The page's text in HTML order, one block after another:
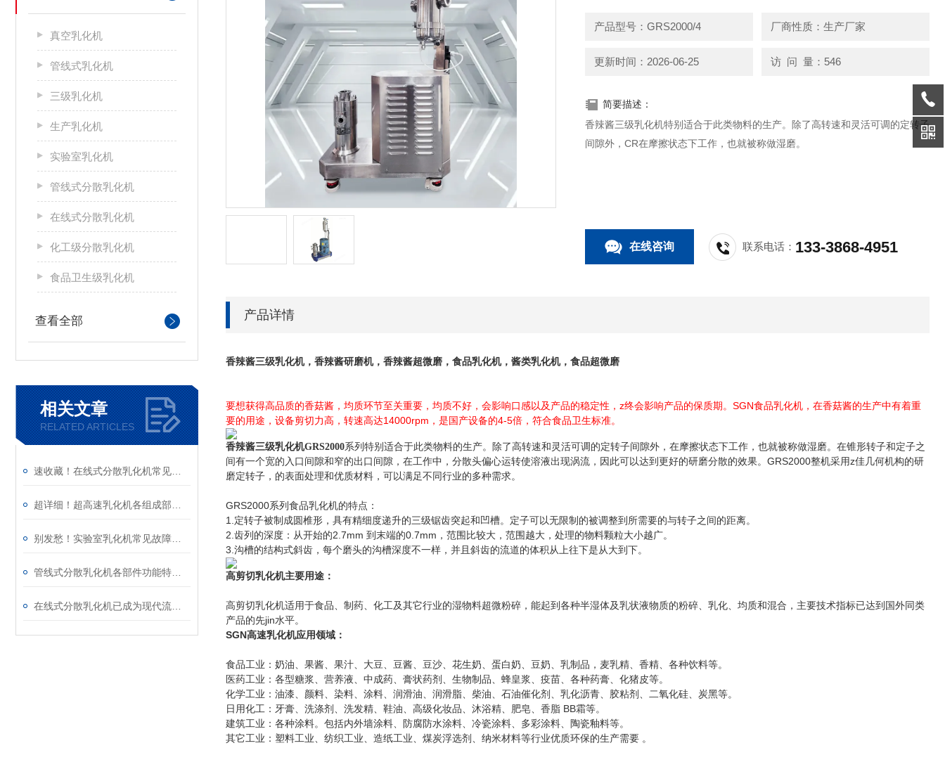
真空乳化机
管线式乳化机
三级乳化机
生产乳化机
实验室乳化机
管线式分散乳化机
在线式分散乳化机
化工级分散乳化机
食品卫生级乳化机
查看全部
相关文章
RELATED ARTICLES
产品型号：GRS2000/4 厂商性质：生产厂家
更新时间：2026-06-25 访 问 量：546
简要描述：
香辣酱三级乳化机特别适合于此类物料的生产。除了高转速和灵活可调的定转子
间隙外，CR在摩擦状态下工作，也就被称做湿磨。
在线咨询 联系电话： 133-3868-4951
产品详情
香辣酱三级乳化机，香辣酱研磨机，香辣酱超微磨，食品乳化机，酱类乳化机，食品超微磨
要想获得高品质的香菇酱，均质环节至关重要，均质不好，会影响口感以及产品的稳定性，z终会影响产品的保质期。SGN食品乳化机，在香菇酱的生产中有着重
要的用途，设备剪切力高，转速高达14000rpm，是国产设备的4-5倍，符合食品卫生标准。
香辣酱三级乳化机GRS2000系列特别适合于此类物料的生产。除了高转速和灵活可调的定转子间隙外，在摩擦状态下工作，也就被称做湿磨。在锥形转子和定子之
间有一个宽的入口间隙和窄的出口间隙，在工作中，分散头偏心运转使溶液出现涡流，因此可以达到更好的研磨分散的效果。GRS2000整机采用z佳几何机构的研
磨定转子，的表面处理和优质材料，可以满足不同行业的多种需求。
GRS2000系列食品乳化机的特点：
1.定转子被制成圆椎形，具有精细度递升的三级锯齿突起和凹槽。定子可以无限制的被调整到所需要的与转子之间的距离。
2.齿列的深度：从开始的2.7mm 到末端的0.7mm，范围比较大，范围越大，处理的物料颗粒大小越广。
3.沟槽的结构式斜齿，每个磨头的沟槽深度不一样，并且斜齿的流道的体积从上往下是从大到下。
高剪切乳化机主要用途：
高剪切乳化机适用于食品、制药、化工及其它行业的湿物料超微粉碎，能起到各种半湿体及乳状液物质的粉碎、乳化、均质和混合，主要技术指标已达到国外同类
产品的先jin水平。
SGN高速乳化机应用领域：
食品工业：奶油、果酱、果汁、大豆、豆酱、豆沙、花生奶、蛋白奶、豆奶、乳制品，麦乳精、香精、各种饮料等。
医药工业：各型糖浆、营养液、中成药、膏状药剂、生物制品、蜂皇浆、疫苗、各种药膏、化猪皮等。
化学工业：油漆、颜料、染料、涂料、润滑油、润滑脂、柴油、石油催化剂、乳化沥青、胶粘剂、二氧化硅、炭黑等。
日用化工：牙膏、洗涤剂、洗发精、鞋油、高级化妆品、沐浴精、肥皂、香脂 BB霜等。
建筑工业：各种涂料。包括内外墙涂料、防腐防水涂料、冷瓷涂料、多彩涂料、陶瓷釉料等。
其它工业：塑料工业、纺织工业、造纸工业、煤炭浮选剂、纳米材料等行业优质环保的生产需要 。